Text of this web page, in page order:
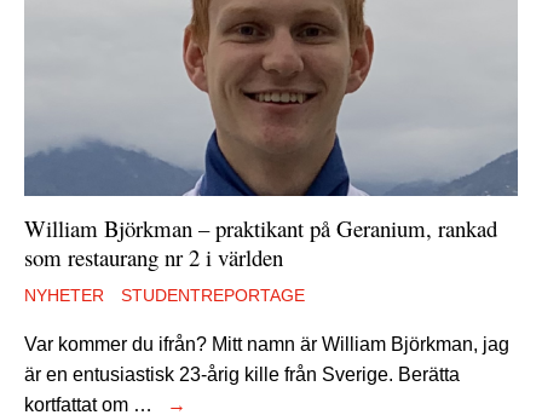
William Björkman – praktikant på Geranium, rankad
som restaurang nr 2 i världen
NYHETER STUDENTREPORTAGE
Var kommer du ifrån? Mitt namn är William Björkman, jag
är en entusiastisk 23-årig kille från Sverige. Berätta
kortfattat om …
→